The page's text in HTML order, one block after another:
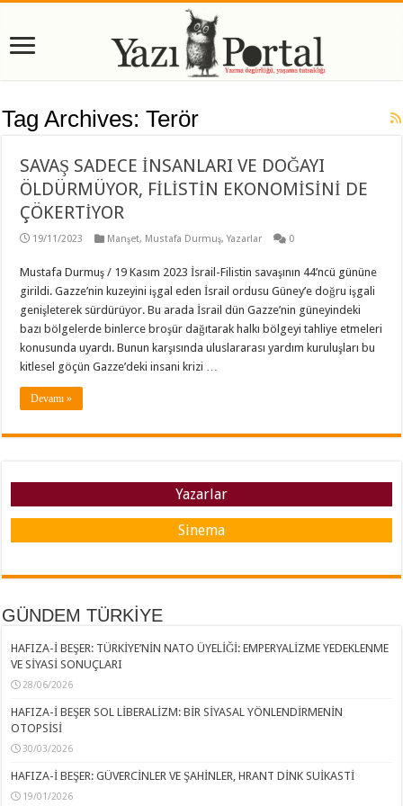
Tag Archives:Terör
SAVAŞ SADECE İNSANLARI VE DOĞAYI
ÖLDÜRMÜYOR, FİLİSTİN EKONOMİSİNİ DE
ÇÖKERTİYOR
19/11/2023 Manşet, Mustafa Durmuş,Yazarlar 0
Mustafa Durmuş / 19 Kasım 2023 İsrail-Filistin savaşının 44’ncü gününe
girildi. Gazze’nin kuzeyini işgal eden İsrail ordusu Güney’e doğru işgali
genişleterek sürdürüyor. Bu arada İsrail dün Gazze’nin güneyindeki
bazı bölgelerde binlerce broşür dağıtarak halkı bölgeyi tahliye etmeleri
konusunda uyardı. Bunun karşısında uluslararası yardım kuruluşları bu
kitlesel göçün Gazze’deki insani krizi …
Devamı »
Yazarlar
Sinema
GÜNDEM TÜRKİYE
HAFIZA-İ BEŞER: TÜRKİYE’NİN NATO ÜYELİĞİ: EMPERYALİZME YEDEKLENME
VE SİYASİ SONUÇLARI
28/06/2026
HAFIZA-İ BEŞER SOL LİBERALİZM: BİR SİYASAL YÖNLENDİRMENİN
OTOPSİSİ
30/03/2026
HAFIZA-İ BEŞER: GÜVERCİNLER VE ŞAHİNLER, HRANT DİNK SUİKASTİ
19/01/2026